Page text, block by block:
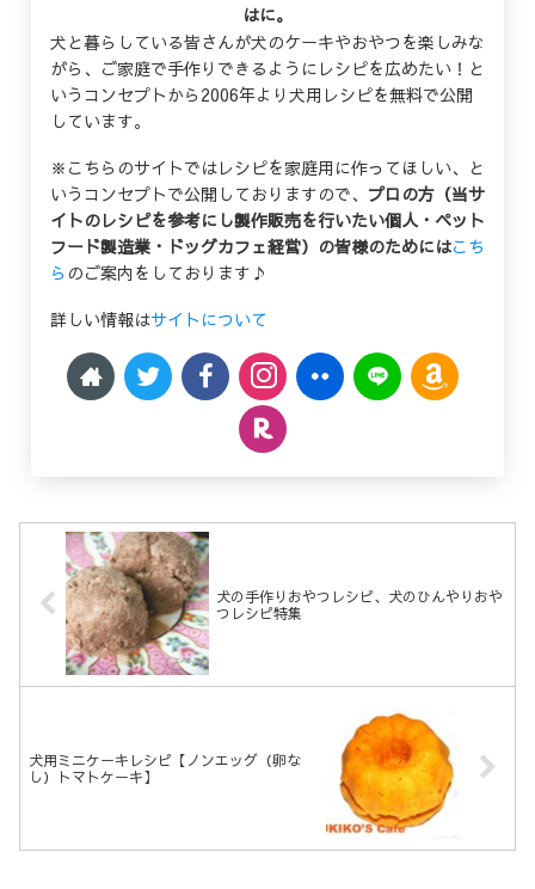
はに。
犬と暮らしている皆さんが犬のケーキやおやつを楽しみな
がら、ご家庭で手作りできるようにレシピを広めたい！と
いうコンセプトから2006年より犬用レシピを無料で公開
しています。
※こちらのサイトではレシピを家庭用に作ってほしい、と
いうコンセプトで公開しておりますので、 プロの方（当サ
イトのレシピを参考にし製作販売を行いたい個人・ペット
フード製造業・ドッグカフェ経営）の皆様のためにはこち
ら のご案内をしております♪
詳しい情報はサイトについて
犬の手作りおやつレシピ、犬のひんやりおや
つレシピ特集
犬用ミニケーキレシピ【ノンエッグ（卵な
し）トマトケーキ】